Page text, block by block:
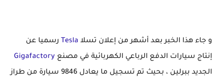
و جاء هذا الخبر بعد أشهر من إعلان تسلا Tesla رسميا عن
إنتاج سيارات الدفع الرباعي الكهربائية في مصنع Gigafactory
الجديد ببرلين ، بحيث تم تسجيل ما يعادل 9846 سيارة من طراز